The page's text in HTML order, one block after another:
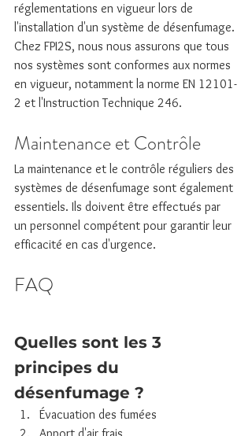
réglementations en vigueur lors de
l'installation d'un système de désenfumage.
Chez FPI2S, nous nous assurons que tous
nos systèmes sont conformes aux normes
en vigueur, notamment la norme EN 12101-
2 et l'Instruction Technique 246.
Maintenance et Contrôle
La maintenance et le contrôle réguliers des
systèmes de désenfumage sont également
essentiels. Ils doivent être effectués par
un personnel compétent pour garantir leur
efficacité en cas d'urgence.
FAQ
Quelles sont les 3
principes du
désenfumage ?
Évacuation des fumées